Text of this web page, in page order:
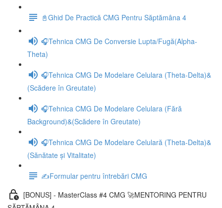
📓Ghid De Practică CMG Pentru Săptămâna 4
🎧Tehnica CMG De Conversie Lupta/Fugă(Alpha-
Theta)
🎧Tehnica CMG De Modelare Celulara (Theta-Delta)&
(Scădere în Greutate)
🎧Tehnica CMG De Modelare Celulara (Fără
Background)&(Scădere în Greutate)
🎧Tehnica CMG De Modelare Celulară (Theta-Delta)&
(Sănătate și Vitalitate)
✍️Formular pentru întrebări CMG
[BONUS] - MasterClass #4 CMG 🚀MENTORING PENTRU